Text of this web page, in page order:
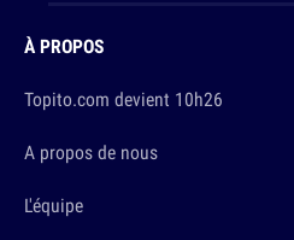
À PROPOS
Topito.com devient 10h26
A propos de nous
L'équipe